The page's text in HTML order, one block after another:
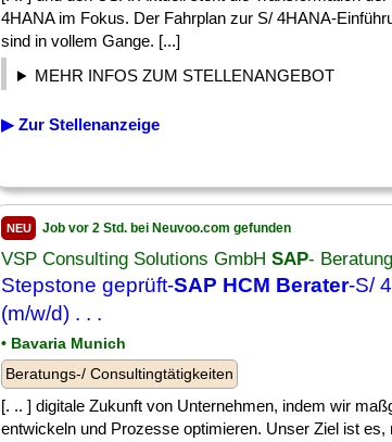
4HANA im Fokus. Der Fahrplan zur S/ 4HANA-
sind in vollem Gange. [...]
MEHR INFOS ZUM STELLENANGEBOT
▶ Zur Stellenanzeige
NEU Job vor 2 Std. bei Neuvoo.com gefunden
VSP Consulting Solutions GmbH SAP-
Stepstone geprüft-SAP HCM Berater-S/
(m/w/d) . . .
• Bavaria Munich
Beratungs-/ Consultingtätigkeiten
[. .. ] digitale Zukunft von Unternehmen, indem wir
entwickeln und Prozesse optimieren. Unser Ziel ist es,